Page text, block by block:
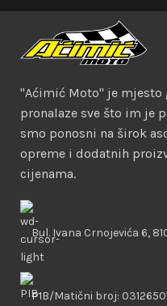
"Aćimić Moto" je
pronalaze sve što im je
smo ponosni na širok
opreme i dodatnih
cijenama.
Bul. Ivana Crnojevića 6,
PIB/Matični broj: